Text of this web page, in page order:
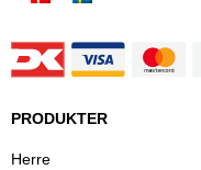
PRODUKTER
Herre